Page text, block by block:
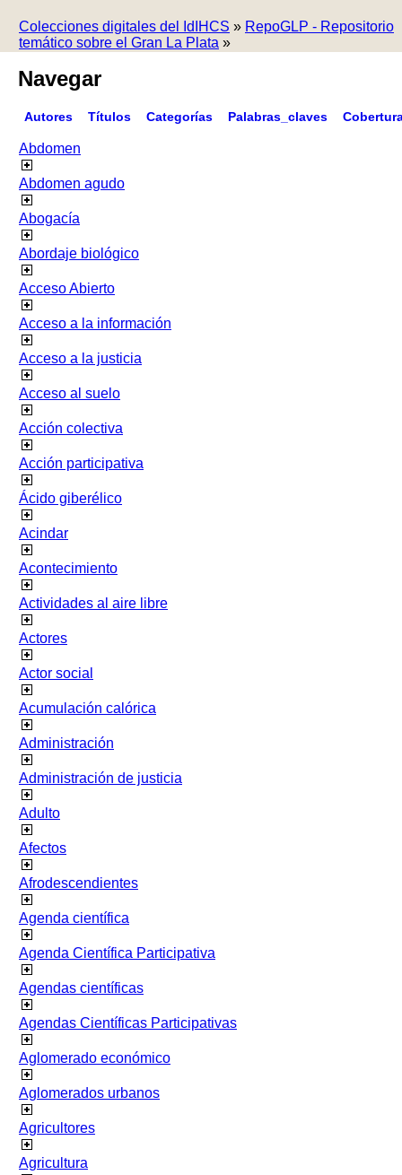
Colecciones digitales del IdIHCS » RepoGLP - Repositorio
temático sobre el Gran La Plata »
Navegar
Autores Títulos Categorías Palabras_claves
Abdomen
Abdomen agudo
Abogacía
Abordaje biológico
Acceso Abierto
Acceso a la información
Acceso a la justicia
Acceso al suelo
Acción colectiva
Acción participativa
Ácido giberélico
Acindar
Acontecimiento
Actividades al aire libre
Actores
Actor social
Acumulación calórica
Administración
Administración de justicia
Adulto
Afectos
Afrodescendientes
Agenda científica
Agenda Científica Participativa
Agendas científicas
Agendas Científicas Participativas
Aglomerado económico
Aglomerados urbanos
Agricultores
Agricultura